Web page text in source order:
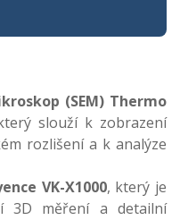
(SEM) Thermo
slouží k zobrazení
rozlišení a k analýze
VK-X1000, který je
3D měření a detailní